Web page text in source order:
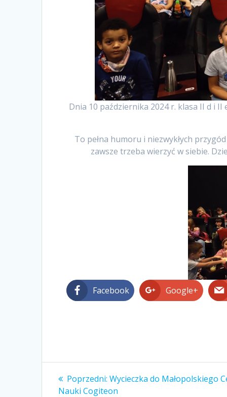
Dnia 10 października 2024 r. klasa II d i II
To pełna humoru i niezwykłych
zawsze trzeba wierzyć w siebie.
Facebook Google+
Nawigacja
Poprzedni: Poprzedni
wpis:
Wycieczka do Małopolskiego
Nauki Cogiteon